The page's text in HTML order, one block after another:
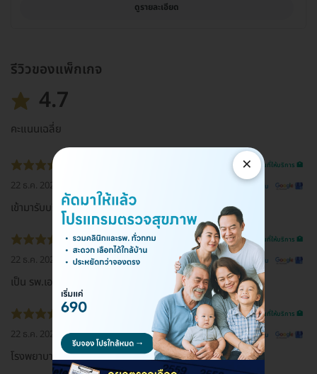
ดูรายละเอียด
รีวิวของแพ็กเกจ
4.7
คะแนนเฉลี่ย
รีวิวสถานที่ให้บริการ 🏥
22 ธ.ค. 2022 ดูรีวิวต้นฉบับ
เข้ามารับบริการฉีดวัคซีนเข็มที่ 4 วัคซีนโมเดอน่า
รีวิวสถานที่ให้บริการ 🏥
22 ธ.ค. 2022 ดูรีวิวต้นฉบับ
เป็น รพ.เอกชนชั้นนำของ เชียงราย
รีวิวสถานที่ให้บริการ 🏥
22 ธ.ค. 2022 ดูรีวิวต้นฉบับ
โรงพยาบาลเกษมราษฎร์ ศรีบุรินทร์
×